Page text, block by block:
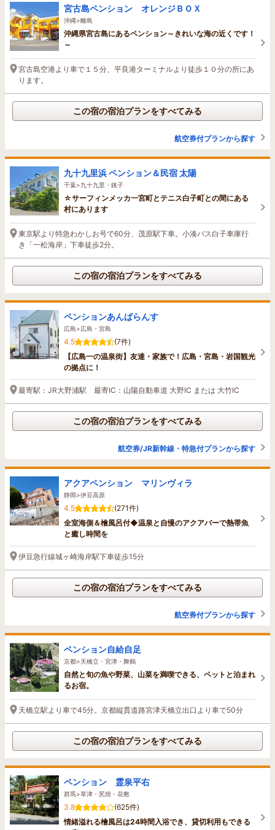
宮古島ペンション オレンジＢＯＸ
沖縄>離島
沖縄県宮古島にあるペンション～きれいな海の近くです！
～
宮古島空港より車で１５分、平良港ターミナルより徒歩１０分の所にあ
ります。
この宿の宿泊プランをすべてみる
航空券付プランから探す
九十九里浜 ペンション＆民宿 太陽
千葉>九十九里・銚子
☆サーフィンメッカ一宮町とテニス白子町との間にある
村にあります
東京駅より特急わかしお号で60分、茂原駅下車。小湊バス白子車庫行
き「一松海岸」下車徒歩2分。
この宿の宿泊プランをすべてみる
ペンションあんばらんす
広島>広島・宮島
4.5
(7件)
【広島一の温泉街】友達・家族で！広島・宮島・岩国観光
の拠点に！
最寄駅：JR大野浦駅 最寄IC：山陽自動車道 大野IC または 大竹IC
この宿の宿泊プランをすべてみる
航空券/JR新幹線・特急付プランから探す
アクアペンション マリンヴィラ
静岡>伊豆高原
4.5
(271件)
全室海側＆檜風呂付◆温泉と自慢のアクアバーで熱帯魚
と癒し時間を
伊豆急行線城ヶ崎海岸駅下車徒歩15分
この宿の宿泊プランをすべてみる
航空券付プランから探す
ペンション自給自足
京都>天橋立・宮津・舞鶴
自然と旬の魚や野菜、山菜を満喫できる、ペットと泊まれ
るお宿。
天橋立駅より車で45分。京都縦貫道路宮津天橋立出口より車で50分
この宿の宿泊プランをすべてみる
ペンション 霊泉平右
群馬>草津・尻焼・花敷
3.8
(625件)
情緒溢れる檜風呂は24時間入浴でき、貸切利用もできる